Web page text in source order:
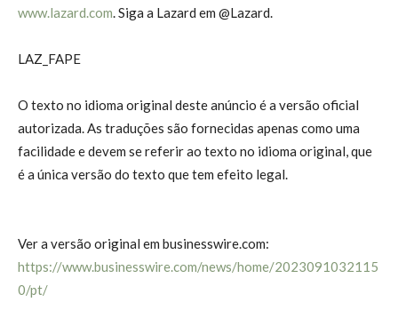
www.lazard.com. Siga a Lazard em @Lazard.
LAZ_FAPE
O texto no idioma original deste anúncio é a versão oficial
autorizada. As traduções são fornecidas apenas como uma
facilidade e devem se referir ao texto no idioma original, que
é a única versão do texto que tem efeito legal.
Ver a versão original em businesswire.com:
https://www.businesswire.com/news/home/2023091032115
0/pt/